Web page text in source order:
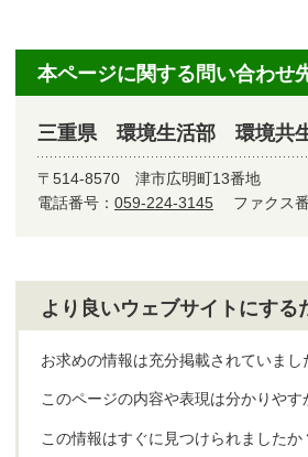
本ページに関する問い合わせ
三重県 環境生活部 環境共
〒514-8570 津市広明町13番地
電話番号： 059-224-3145 ファクス
より良いウェブサイトにす
お求めの情報は充分掲載されていまし
このページの内容や表現は分かりやす
この情報はすぐに見つけられましたか